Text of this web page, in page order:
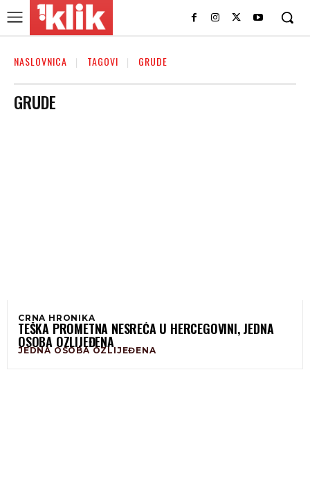
NASLOVNICA TAGOVI GRUDE
GRUDE
CRNA HRONIKA
TEŠKA PROMETNA NESREĆA U HERCEGOVINI, JEDNA
OSOBA OZLIJEĐENA
JEDNA OSOBA OZLIJEĐENA